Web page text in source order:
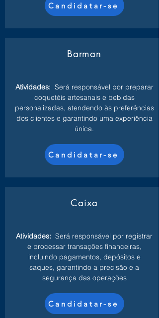
Candidatar-se
Barman
Atividades: Será responsável por preparar
coquetéis artesanais e bebidas
personalizadas, atendendo às preferências
dos clientes e garantindo uma experiência
única.
Candidatar-se
Caixa
Atividades: Será responsável por registrar
e processar transações financeiras,
incluindo pagamentos, depósitos e
saques, garantindo a precisão e a
segurança das operações
Candidatar-se